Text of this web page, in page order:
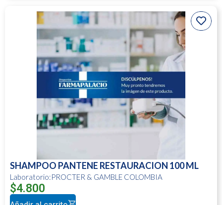
SHAMPOO PANTENE RESTAURACION 100 ML
Laboratorio:PROCTER & GAMBLE COLOMBIA
$4.800